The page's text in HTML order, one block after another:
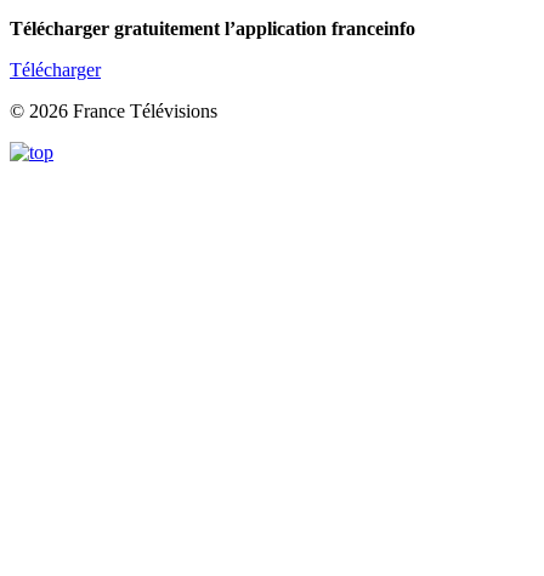
Télécharger gratuitement l’application franceinfo
Télécharger
© 2026 France Télévisions